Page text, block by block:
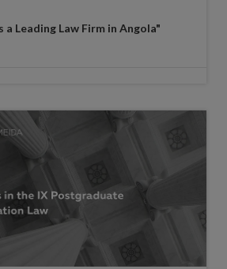
a Leading Law Firm in Angola"